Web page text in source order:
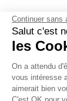
CONTACT
04 42 20
Du lundi au
vendredi de
Continuer sans
Salut c'est
les
On a attendu
vous intéresse
aimerait bien
C'est OK pour